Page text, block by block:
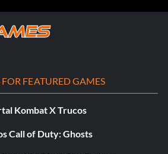
FOR FEATURED GAMES
Kombat X Trucos
Call of Duty: Ghosts